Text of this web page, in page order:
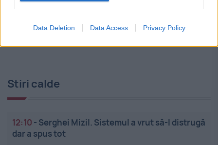
Data Deletion Data Access Privacy Policy
lui fost...
Stiri calde
12:10 - Serghei Mizil. Sistemul a vrut să-l distrugă
dar a spus tot